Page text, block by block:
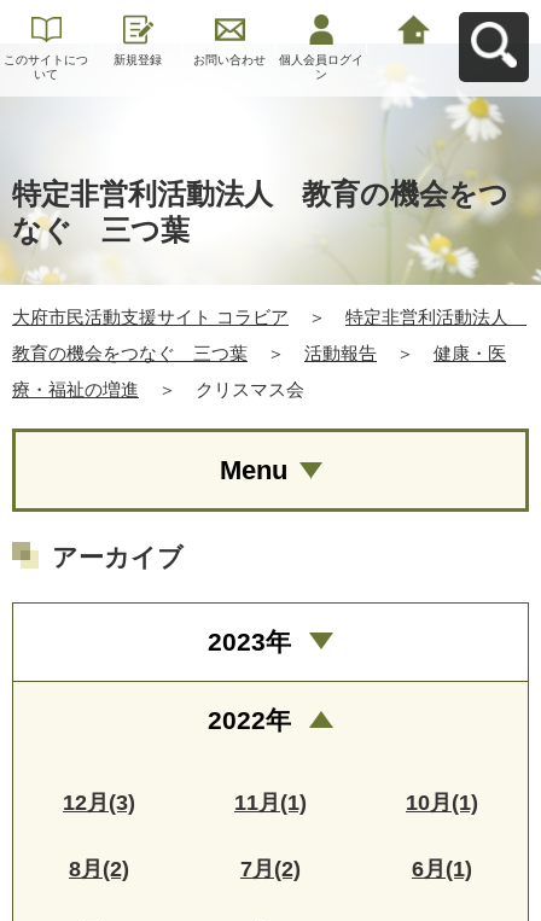
このサイトにつ
いて
新規登録 お問い合わせ
個人会員ログイ
ン
特定非営利活動法人 教育の機会をつ
なぐ 三つ葉
大府市民活動支援サイト コラビア ＞
特定非営利活動法人
教育の機会をつなぐ 三つ葉
＞ 活動報告 ＞
健康・医
療・福祉の増進
＞ クリスマス会
Menu
アーカイブ
2023年
2022年
12月(3) 11月(1) 10月(1)
8月(2) 7月(2) 6月(1)